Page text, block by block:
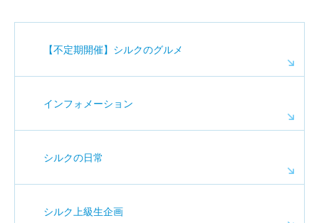
【不定期開催】シルクのグルメ
インフォメーション
シルクの日常
シルク上級生企画